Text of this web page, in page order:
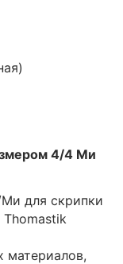
4/4 Ми
для скрипки
материалов,